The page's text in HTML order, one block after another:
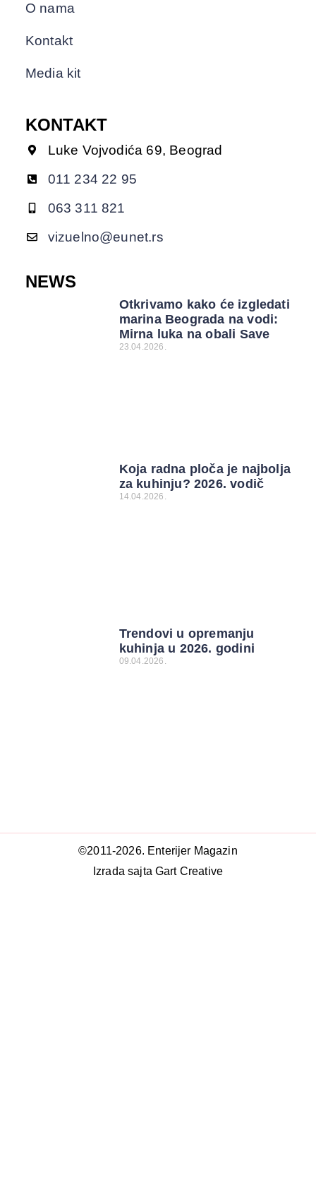
O nama
Kontakt
Media kit
KONTAKT
Luke Vojvodića 69, Beograd
011 234 22 95
063 311 821
vizuelno@eunet.rs
NEWS
Otkrivamo kako će izgledati
marina Beograda na vodi:
Mirna luka na obali Save
23.04.2026.
Koja radna ploča je najbolja
za kuhinju? 2026. vodič
14.04.2026.
Trendovi u opremanju
kuhinja u 2026. godini
09.04.2026.
©2011-2026. Enterijer Magazin
Izrada sajta Gart Creative